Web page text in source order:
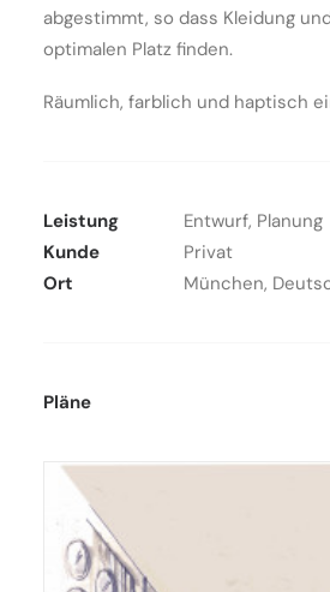
abgestimmt, so dass Kleidung
optimalen Platz finden.
Räumlich, farblich und haptisch
Leistung
Entwurf, Planung
Kunde
Privat
Ort
München,
Pläne